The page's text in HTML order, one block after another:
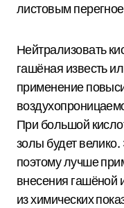
листовым
Нейтрализовать
гашёная известь
применение
При большой
золы будет велико.
поэтому лучше
внесения гашёной
из химических